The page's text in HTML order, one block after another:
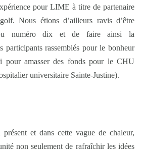
pour LIME à titre de partenaire
Nous étions d’ailleurs ravis d’être
numéro dix et de faire ainsi la
participants rassemblés pour le bonheur
pour amasser des fonds pour le CHU
universitaire Sainte-Justine).
et dans cette vague de chaleur,
non seulement de rafraîchir les idées